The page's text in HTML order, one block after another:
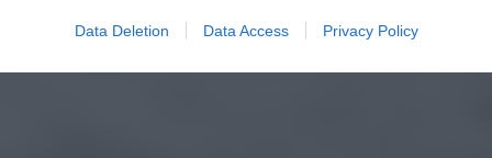
Data Deletion Data Access Privacy Policy